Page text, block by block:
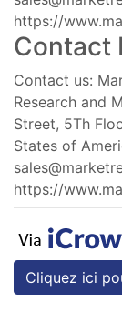
https://
Contact
Contact us:
Research and
Street, 5Th
States of
https://
Cliquez ici